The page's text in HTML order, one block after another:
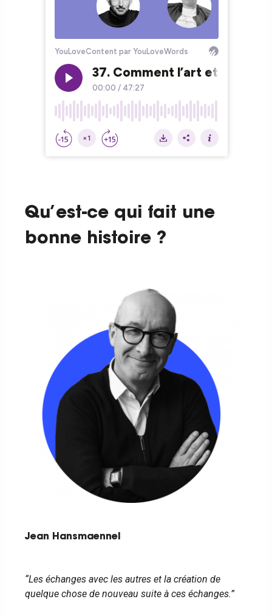
Qu’est-ce qui fait une
bonne histoire ?
Jean Hansmaennel
“Les échanges avec les autres et la création de
quelque chose de nouveau suite à ces échanges.”